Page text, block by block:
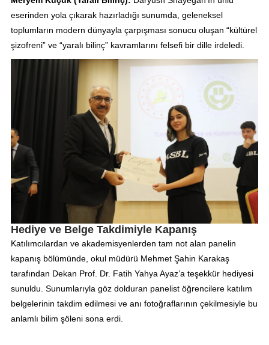
eserinden yola çıkarak hazırladığı sunumda, geleneksel
toplumların modern dünyayla çarpışması sonucu oluşan “kültürel
şizofreni” ve “yaralı bilinç” kavramlarını felsefi bir dille irdeledi.
Hediye ve Belge Takdimiyle Kapanış
Katılımcılardan ve akademisyenlerden tam not alan panelin
kapanış bölümünde, okul müdürü Mehmet Şahin Karakaş
tarafından Dekan Prof. Dr. Fatih Yahya Ayaz’a teşekkür hediyesi
sunuldu. Sunumlarıyla göz dolduran panelist öğrencilere katılım
belgelerinin takdim edilmesi ve anı fotoğraflarının çekilmesiyle bu
anlamlı bilim şöleni sona erdi.